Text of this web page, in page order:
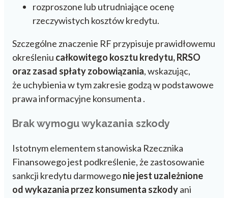
rozproszone lub utrudniające ocenę
rzeczywistych kosztów kredytu.
Szczególne znaczenie RF przypisuje prawidłowemu
określeniu całkowitego kosztu kredytu, RRSO
oraz zasad spłaty zobowiązania, wskazując,
że uchybienia w tym zakresie godzą w podstawowe
prawa informacyjne konsumenta .
Brak wymogu wykazania szkody
Istotnym elementem stanowiska Rzecznika
Finansowego jest podkreślenie, że zastosowanie
sankcji kredytu darmowegonie jest uzależnione
od wykazania przez konsumenta szkodyani